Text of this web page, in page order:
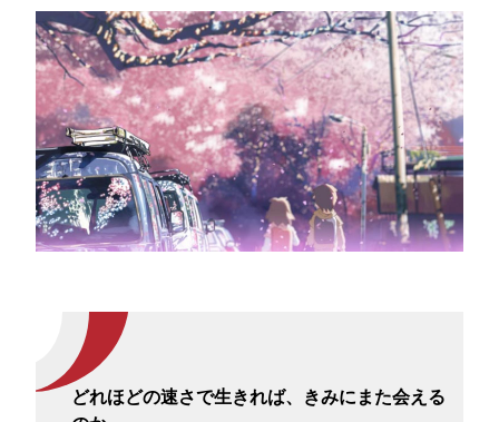
どれほどの速さで生きれば、きみにまた会える